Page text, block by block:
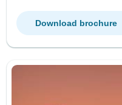
Download brochure